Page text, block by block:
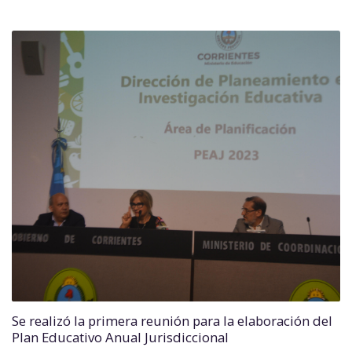
Se realizó la primera reunión para la elaboración del
Plan Educativo Anual Jurisdiccional